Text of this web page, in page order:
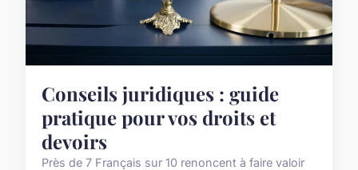
Conseils juridiques : guide
pratique pour vos droits et
devoirs
Près de 7 Français sur 10 renoncent à faire valoir